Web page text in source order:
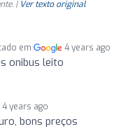
| Ver texto original
em 4 years ago
onibus leito
4 years ago
bons preços